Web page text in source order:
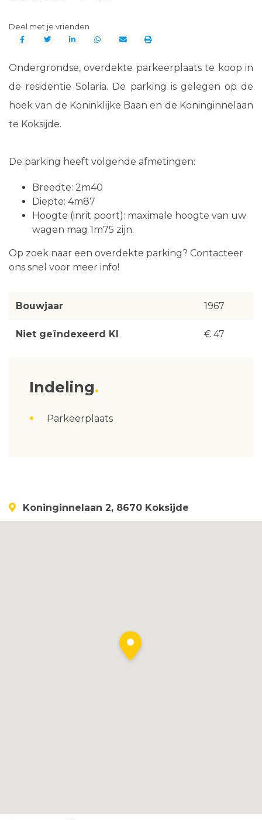
Deel met je vrienden
Ondergrondse, overdekte parkeerplaats te koop in
de residentie Solaria. De parking is gelegen op de
hoek van de Koninklijke Baan en de Koninginnelaan
te Koksijde.
De parking heeft volgende afmetingen:
Breedte: 2m40
Diepte: 4m87
Hoogte (inrit poort): maximale hoogte van uw
wagen mag 1m75 zijn.
Op zoek naar een overdekte parking? Contacteer
ons snel voor meer info!
Bouwjaar 1967
Niet geïndexeerd KI € 47
Indeling
Parkeerplaats
Koninginnelaan 2, 8670 Koksijde